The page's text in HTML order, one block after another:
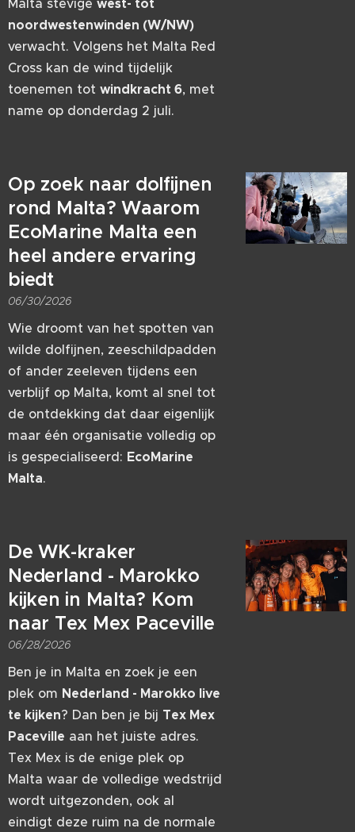
Malta stevige west- tot
noordwestenwinden (W/NW)
verwacht. Volgens het Malta Red
Cross kan de wind tijdelijk
toenemen tot windkracht 6, met
name op donderdag 2 juli.
Op zoek naar dolfijnen
rond Malta? Waarom
EcoMarine Malta een
heel andere ervaring
biedt
06/30/2026
Wie droomt van het spotten van
wilde dolfijnen, zeeschildpadden
of ander zeeleven tijdens een
verblijf op Malta, komt al snel tot
de ontdekking dat daar eigenlijk
maar één organisatie volledig op
is gespecialiseerd: EcoMarine
Malta.
De WK-kraker
Nederland - Marokko
kijken in Malta? Kom
naar Tex Mex Paceville
06/28/2026
Ben je in Malta en zoek je een
plek om Nederland - Marokko live
te kijken? Dan ben je bij Tex Mex
Paceville aan het juiste adres.
Tex Mex is de enige plek op
Malta waar de volledige wedstrijd
wordt uitgezonden, ook al
eindigt deze ruim na de normale